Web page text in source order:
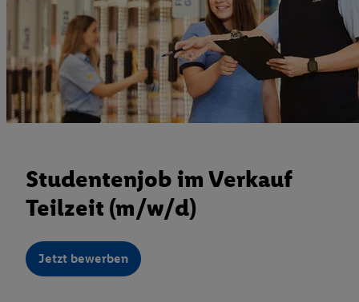
Studentenjob im Verkauf
Teilzeit (m/w/d)
Jetzt bewerben